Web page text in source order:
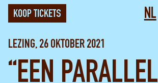
NL
KOOP TICKETS
LEZING, 26 OKTOBER 2021
“EEN PARALLEL